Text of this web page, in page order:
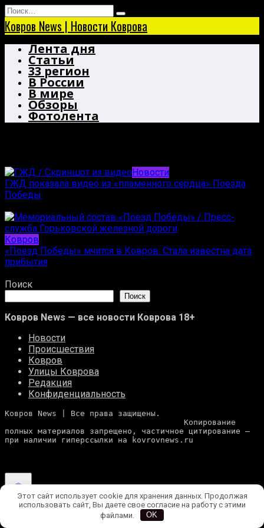
Перейти
к
содержанию
Search
for:
Ковров News | Новости Коврова
Лента дня
Статьи
33 регион
В России
В мире
Обзоры
Фотолента
Новости
ГЖД показала видео из «пламенного сердца» Поезда
Победы
Ковров
«Поезд Победы» мчится в Ковров. Стала известна дата
прибытия
Поиск
Поиск
Ковров News — все новости Коврова 18+
Новости
Происшествия
Ковров
Улицы Коврова
Редакция
Конфиденциальность
Ковров News | Все права защищены.
полных материалов запрещено, частичное цитирование —
при наличии гиперссылки на kovrovnews.ru
Этот сайт использует cookie для хранения данных. Продолжая
использовать сайт, Вы даете свое согласие на работу с этими
файлами.
OK